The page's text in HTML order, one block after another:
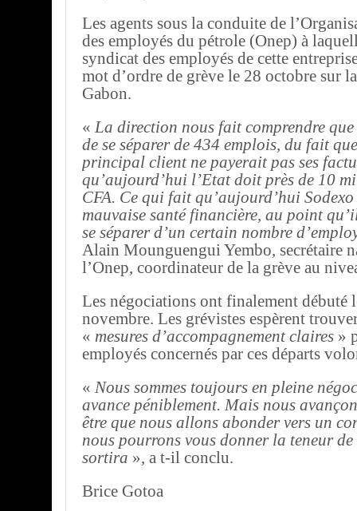
Les agents sous la conduite de
des employés du pétrole (Onep) à
syndicat des employés de cette
mot d’ordre de grève le 28 octobre sur
Gabon.
« La direction nous fait comprendre
de se séparer de 434 emplois, du fait
principal client ne payerait pas ses
qu’aujourd’hui l’Etat doit près de 10
CFA. Ce qui fait qu’aujourd’hui Sodexo
mauvaise santé financière, au point
se séparer d’un certain nombre
Alain Mounguengui Yembo, secrétaire
l’Onep, coordinateur de la grève au
Les négociations ont finalement débuté
novembre. Les grévistes espèrent
« mesures d’accompagnement claires »
employés concernés par ces départs
« Nous sommes toujours en pleine
avance péniblement. Mais nous
être que nous allons abonder vers un
nous pourrons vous donner la teneur de
sortira », a t-il conclu.
Brice Gotoa